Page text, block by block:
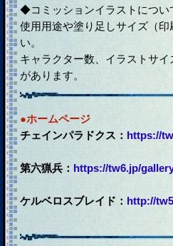
◆コミッションイラストにつ
使用用途や塗り足しサイズ（
い。
キャラクター数、イラストサ
があります。
●ホームページ
チェインパラドクス： https://
第六猟兵：https://tw6.jp/
ケルベロスブレイド： http://